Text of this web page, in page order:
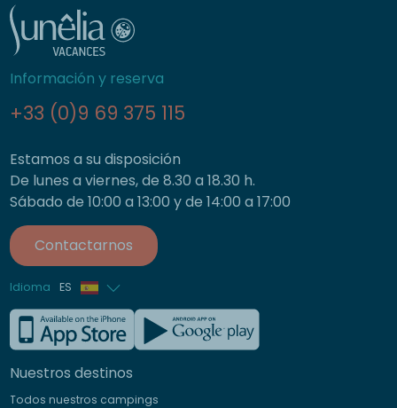
Información y reserva
+33 (0)9 69 375 115
Estamos a su disposición
De lunes a viernes, de 8.30 a 18.30 h.
Sábado de 10:00 a 13:00 y de 14:00 a 17:00
Contactarnos
Idioma ES
Francés
Inglés
Alemán
Nuestros destinos
Todos nuestros campings